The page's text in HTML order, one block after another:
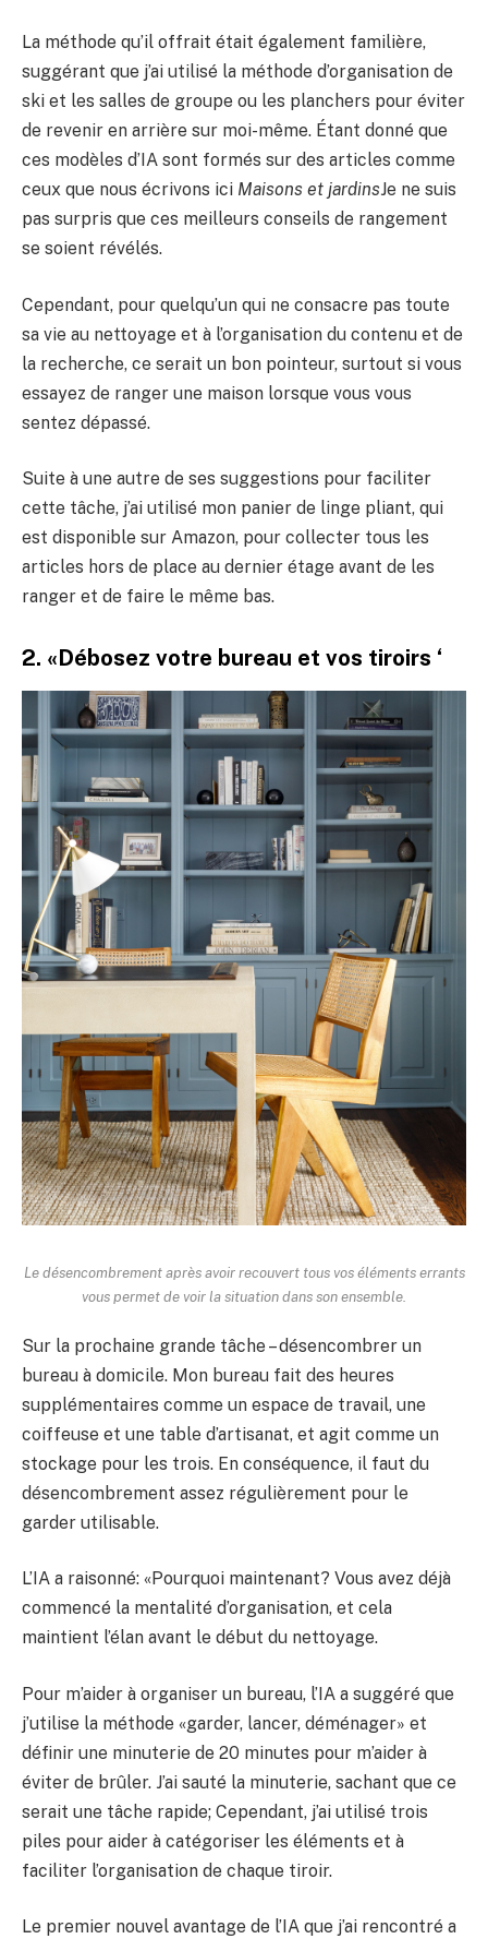
La méthode qu’il offrait était également familière,
suggérant que j’ai utilisé la méthode d’organisation de
ski et les salles de groupe ou les planchers pour éviter
de revenir en arrière sur moi-même. Étant donné que
ces modèles d’IA sont formés sur des articles comme
ceux que nous écrivons ici Maisons et jardinsJe ne suis
pas surpris que ces meilleurs conseils de rangement
se soient révélés.
Cependant, pour quelqu’un qui ne consacre pas toute
sa vie au nettoyage et à l’organisation du contenu et de
la recherche, ce serait un bon pointeur, surtout si vous
essayez de ranger une maison lorsque vous vous
sentez dépassé.
Suite à une autre de ses suggestions pour faciliter
cette tâche, j’ai utilisé mon panier de linge pliant, qui
est disponible sur Amazon, pour collecter tous les
articles hors de place au dernier étage avant de les
ranger et de faire le même bas.
2. «Débosez votre bureau et vos tiroirs ‘
Le désencombrement après avoir recouvert tous vos éléments errants
vous permet de voir la situation dans son ensemble.
Sur la prochaine grande tâche – désencombrer un
bureau à domicile. Mon bureau fait des heures
supplémentaires comme un espace de travail, une
coiffeuse et une table d’artisanat, et agit comme un
stockage pour les trois. En conséquence, il faut du
désencombrement assez régulièrement pour le
garder utilisable.
L’IA a raisonné: «Pourquoi maintenant? Vous avez déjà
commencé la mentalité d’organisation, et cela
maintient l’élan avant le début du nettoyage.
Pour m’aider à organiser un bureau, l’IA a suggéré que
j’utilise la méthode «garder, lancer, déménager» et
définir une minuterie de 20 minutes pour m’aider à
éviter de brûler. J’ai sauté la minuterie, sachant que ce
serait une tâche rapide; Cependant, j’ai utilisé trois
piles pour aider à catégoriser les éléments et à
faciliter l’organisation de chaque tiroir.
Le premier nouvel avantage de l’IA que j’ai rencontré a